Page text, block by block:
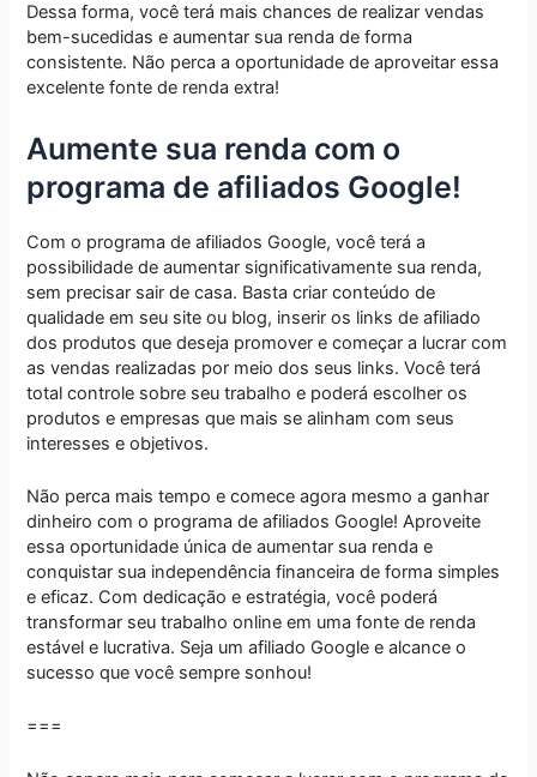
Dessa forma, você terá mais chances de realizar vendas
bem-sucedidas e aumentar sua renda de forma
consistente. Não perca a oportunidade de aproveitar essa
excelente fonte de renda extra!
Aumente sua renda com o
programa de afiliados Google!
Com o programa de afiliados Google, você terá a
possibilidade de aumentar significativamente sua renda,
sem precisar sair de casa. Basta criar conteúdo de
qualidade em seu site ou blog, inserir os links de afiliado
dos produtos que deseja promover e começar a lucrar com
as vendas realizadas por meio dos seus links. Você terá
total controle sobre seu trabalho e poderá escolher os
produtos e empresas que mais se alinham com seus
interesses e objetivos.
Não perca mais tempo e comece agora mesmo a ganhar
dinheiro com o programa de afiliados Google! Aproveite
essa oportunidade única de aumentar sua renda e
conquistar sua independência financeira de forma simples
e eficaz. Com dedicação e estratégia, você poderá
transformar seu trabalho online em uma fonte de renda
estável e lucrativa. Seja um afiliado Google e alcance o
sucesso que você sempre sonhou!
===